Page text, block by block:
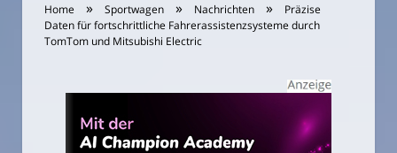
Home » Sportwagen » Nachrichten »
Präzise
Daten für fortschrittliche Fahrerassistenzsysteme durch
TomTom und Mitsubishi Electric